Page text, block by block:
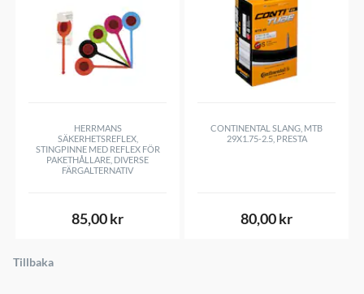
HERRMANS
SÄKERHETSREFLEX,
STINGPINNE MED REFLEX FÖR
PAKETHÅLLARE, DIVERSE
FÄRGALTERNATIV
85,00 kr
CONTINENTAL SLANG, MTB
29X1.75-2.5, PRESTA
80,00 kr
Tillbaka